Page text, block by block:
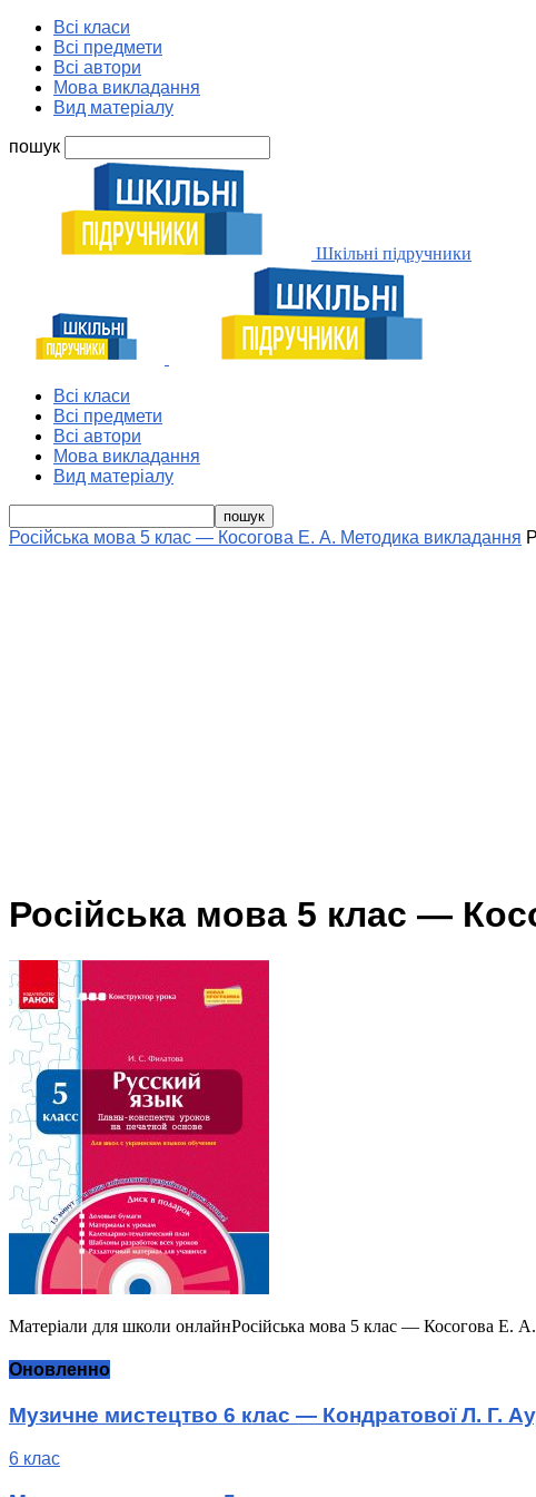
Всі класи
Всі предмети
Всі автори
Мова викладання
Вид матеріалу
пошук
Шкільні підручники
Всі класи
Всі предмети
Всі автори
Мова викладання
Вид матеріалу
Російська мова 5 клас — Косогова Е. А. Методика викладання
Російська мова 5 клас —
Матеріали для школи онлайнРосійська мова 5 клас — Косогова Е. А.
Оновленно
Музичне мистецтво 6 клас — Кондратової Л. Г.
6 клас